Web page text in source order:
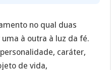
no qual duas
à outra à luz da fé.
caráter,
de vida,